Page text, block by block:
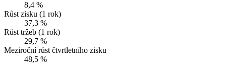
8,4 %
Růst zisku (1 rok)
37,3 %
Růst tržeb (1 rok)
29,7 %
Meziroční růst čtvrtletního zisku
48,5 %